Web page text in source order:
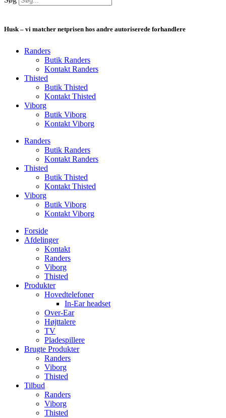
Husk – vi matcher netprisen hos andre autoriserede forhandlere
Randers
Butik Randers
Kontakt Randers
Thisted
Butik Thisted
Kontakt Thisted
Viborg
Butik Viborg
Kontakt Viborg
Randers
Butik Randers
Kontakt Randers
Thisted
Butik Thisted
Kontakt Thisted
Viborg
Butik Viborg
Kontakt Viborg
Forside
Afdelinger
Kontakt
Randers
Viborg
Thisted
Produkter
Hovedtelefoner
In-Ear headset
Over-Ear
Højttalere
TV
Pladespillere
Brugte Produkter
Randers
Viborg
Thisted
Tilbud
Randers
Viborg
Thisted